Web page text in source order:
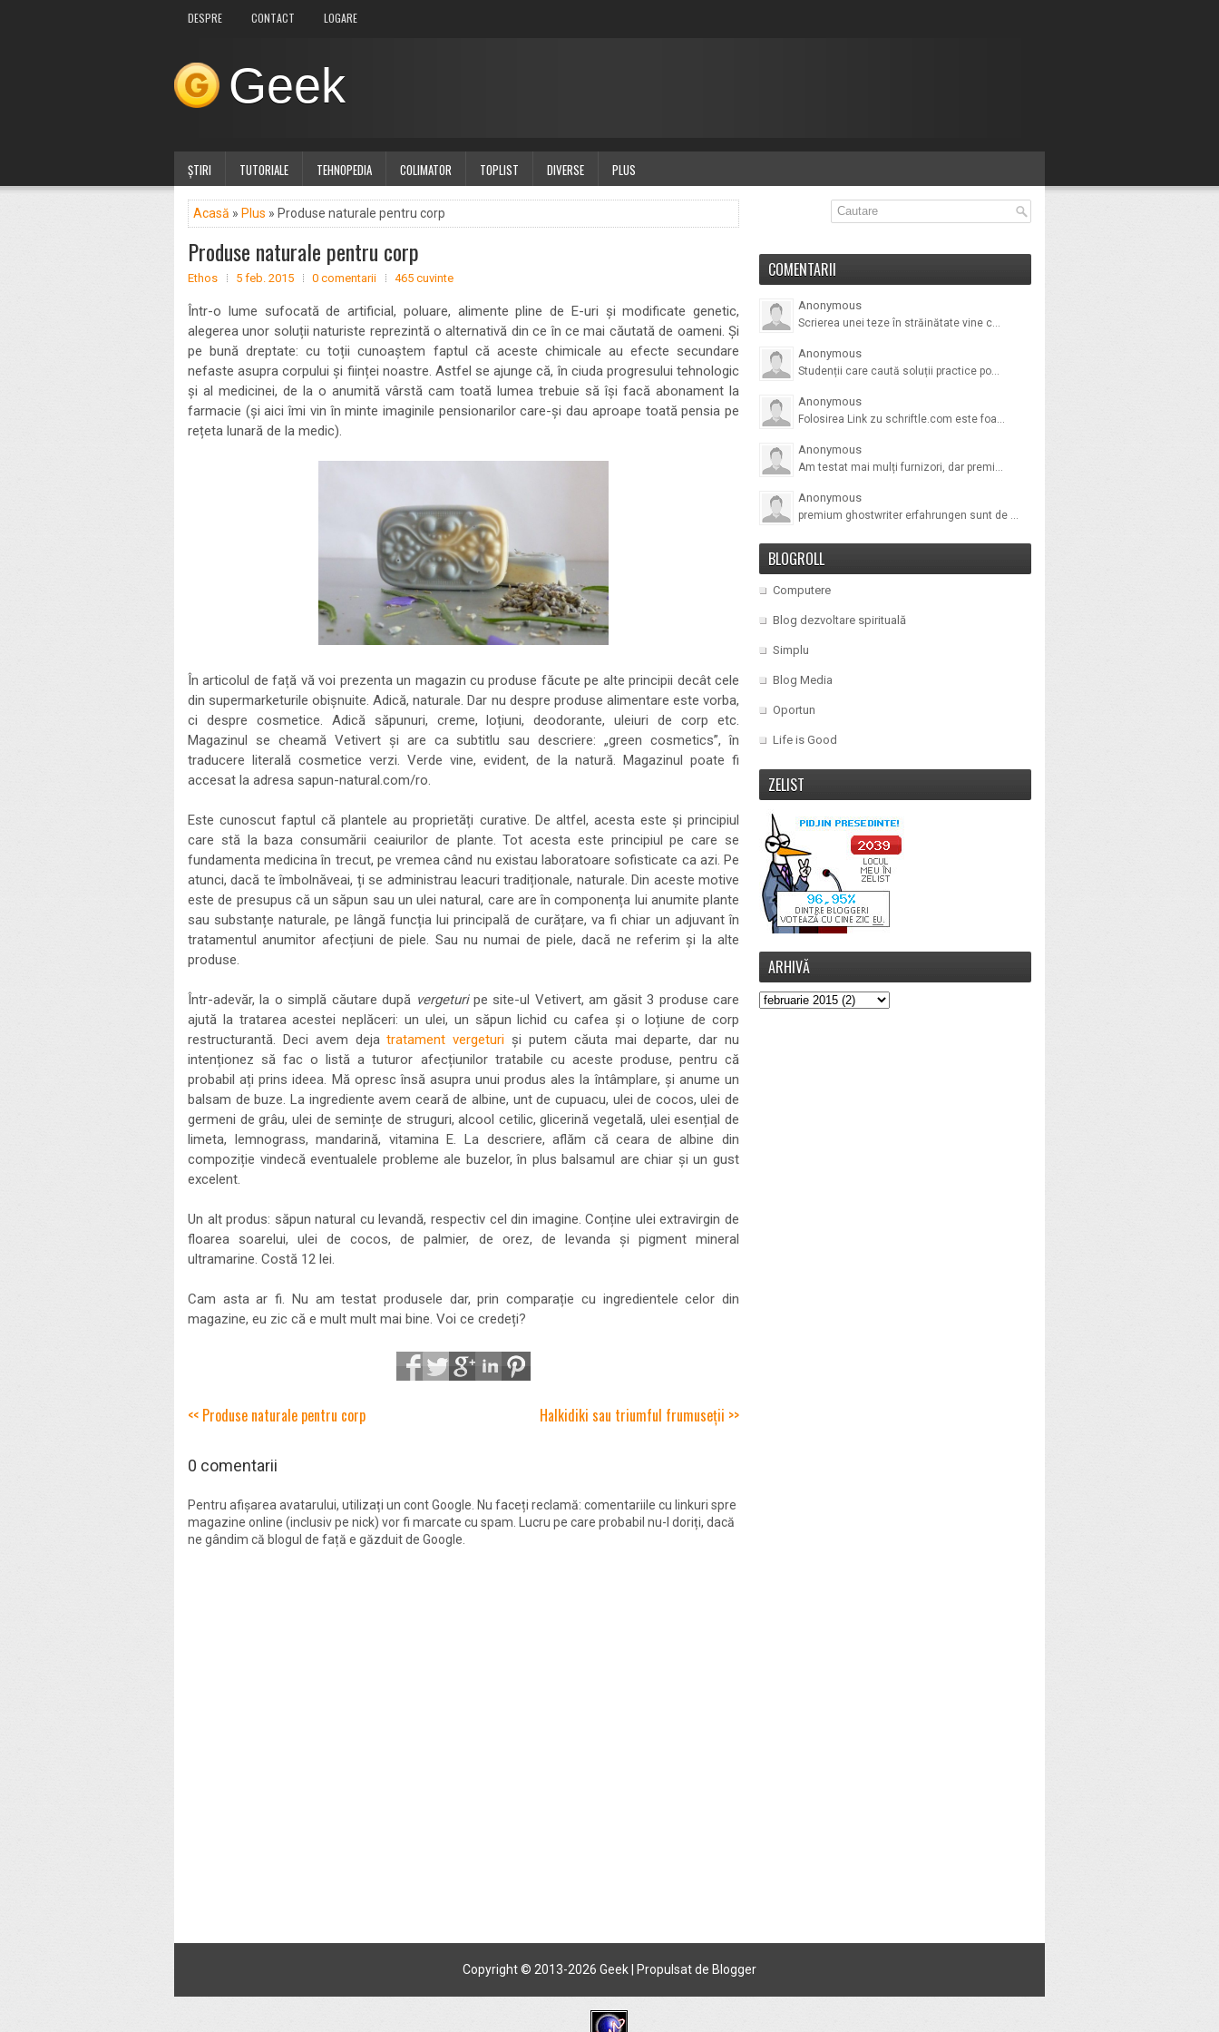
DESPRE CONTACT LOGARE
Geek
ȘTIRI TUTORIALE TEHNOPEDIA COLIMATOR TOPLIST DIVERSE PLUS
Acasă » Plus » Produse naturale pentru corp
Produse naturale pentru corp
Ethos 5 feb. 2015 0 comentarii 465 cuvinte
Într-o lume sufocată de artificial, poluare, alimente pline de E-uri și modificate genetic,
alegerea unor soluții naturiste reprezintă o alternativă din ce în ce mai căutată de oameni. Și
pe bună dreptate: cu toții cunoaștem faptul că aceste chimicale au efecte secundare
nefaste asupra corpului și ființei noastre. Astfel se ajunge că, în ciuda progresului tehnologic
și al medicinei, de la o anumită vârstă cam toată lumea trebuie să își facă abonament la
farmacie (și aici îmi vin în minte imaginile pensionarilor care-și dau aproape toată pensia pe
rețeta lunară de la medic).
În articolul de față vă voi prezenta un magazin cu produse făcute pe alte principii decât cele
din supermarketurile obișnuite. Adică, naturale. Dar nu despre produse alimentare este vorba,
ci despre cosmetice. Adică săpunuri, creme, loțiuni, deodorante, uleiuri de corp etc.
Magazinul se cheamă Vetivert și are ca subtitlu sau descriere: „green cosmetics”, în
traducere literală cosmetice verzi. Verde vine, evident, de la natură. Magazinul poate fi
accesat la adresa sapun-natural.com/ro.
Este cunoscut faptul că plantele au proprietăți curative. De altfel, acesta este și principiul
care stă la baza consumării ceaiurilor de plante. Tot acesta este principiul pe care se
fundamenta medicina în trecut, pe vremea când nu existau laboratoare sofisticate ca azi. Pe
atunci, dacă te îmbolnăveai, ți se administrau leacuri tradiționale, naturale. Din aceste motive
este de presupus că un săpun sau un ulei natural, care are în componența lui anumite plante
sau substanțe naturale, pe lângă funcția lui principală de curățare, va fi chiar un adjuvant în
tratamentul anumitor afecțiuni de piele. Sau nu numai de piele, dacă ne referim și la alte
produse.
Într-adevăr, la o simplă căutare după vergeturipe site-ul Vetivert, am găsit 3 produse care
ajută la tratarea acestei neplăceri: un ulei, un săpun lichid cu cafea și o loțiune de corp
restructurantă. Deci avem dejatratament vergeturi și putem căuta mai departe, dar nu
intenționez să fac o listă a tuturor afecțiunilor tratabile cu aceste produse, pentru că
probabil ați prins ideea. Mă opresc însă asupra unui produs ales la întâmplare, și anume un
balsam de buze. La ingrediente avem ceară de albine, unt de cupuacu, ulei de cocos, ulei de
germeni de grâu, ulei de semințe de struguri, alcool cetilic, glicerină vegetală, ulei esențial de
limeta, lemnograss, mandarină, vitamina E. La descriere, aflăm că ceara de albine din
compoziție vindecă eventualele probleme ale buzelor, în plus balsamul are chiar și un gust
excelent.
Un alt produs: săpun natural cu levandă, respectiv cel din imagine. Conține ulei extravirgin de
floarea soarelui, ulei de cocos, de palmier, de orez, de levanda și pigment mineral
ultramarine. Costă 12 lei.
Cam asta ar fi. Nu am testat produsele dar, prin comparație cu ingredientele celor din
magazine, eu zic că e mult mult mai bine. Voi ce credeți?
<< Produse naturale pentru corp Halkidiki sau triumful frumuseții >>
0 comentarii
Pentru afișarea avatarului, utilizați un cont Google. Nu faceți reclamă: comentariile cu linkuri spre
magazine online (inclusiv pe nick) vor fi marcate cu spam. Lucru pe care probabil nu-l doriți, dacă
ne gândim că blogul de față e găzduit de Google.
COMENTARII
Anonymous
Scrierea unei teze în străinătate vine c...
Anonymous
Studenții care caută soluții practice po...
Anonymous
Folosirea Link zu schriftle.com este foa...
Anonymous
Am testat mai mulți furnizori, dar premi...
Anonymous
premium ghostwriter erfahrungen sunt de ...
BLOGROLL
Computere
Blog dezvoltare spirituală
Simplu
Blog Media
Oportun
Life is Good
ZELIST
ARHIVĂ
Copyright © 2013-2026 Geek | Propulsat de Blogger